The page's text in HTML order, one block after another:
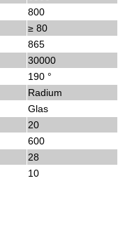
800
≥ 80
865
30000
190 °
Radium
Glas
20
600
28
10